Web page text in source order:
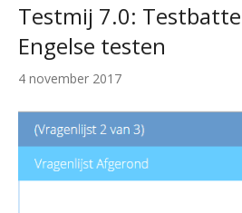
Testmij 7.0:
Engelse testen
4 november 2017